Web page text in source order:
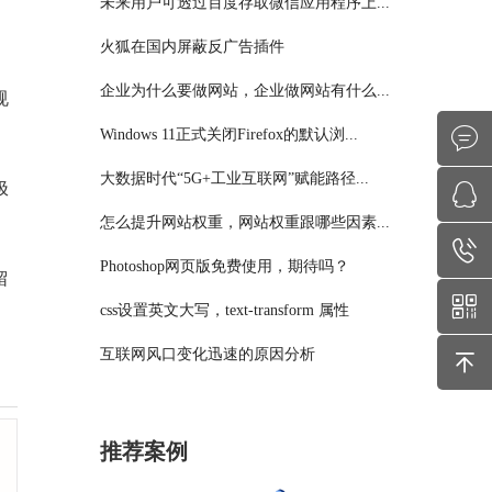
火狐在国内屏蔽反广告插件
企业为什么要做网站，企业做网站有什么...
Windows 11正式关闭Firefox的默认浏...
大数据时代“5G+工业互联网”赋能路径...
怎么提升网站权重，网站权重跟哪些因素...
Photoshop网页版免费使用，期待吗？
css设置英文大写，text-transform 属性
互联网风口变化迅速的原因分析
推荐案例